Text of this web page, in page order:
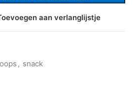
aan verlanglijstje
, snack